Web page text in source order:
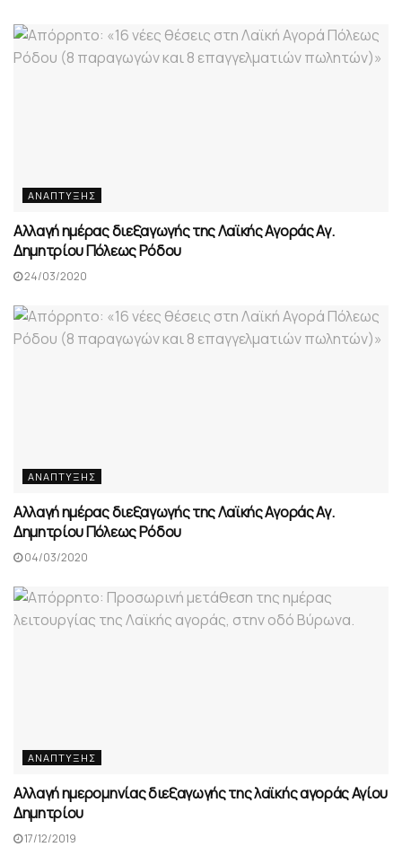
ΑΝΆΠΤΥΞΗΣ
Αλλαγή ημέρας διεξαγωγής της Λαϊκής Αγοράς Αγ.
Δημητρίου Πόλεως Ρόδου
24/03/2020
ΑΝΆΠΤΥΞΗΣ
Αλλαγή ημέρας διεξαγωγής της Λαϊκής Αγοράς Αγ.
Δημητρίου Πόλεως Ρόδου
04/03/2020
ΑΝΆΠΤΥΞΗΣ
Αλλαγή ημερομηνίας διεξαγωγής της λαϊκής αγοράς Αγίου
Δημητρίου
17/12/2019